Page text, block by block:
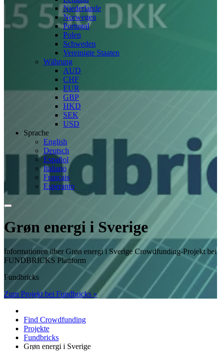
Niederlande
Norwegen
Portugal
Polen
Schweden
Vereinigte Staaten
Währung
AUD
CHF
EUR
GBP
HKD
SEK
USD
Sprache
English
Deutsch
Español
Italiano
Français
Esperanto
Grøn energi i Sverige
Informationen über Grøn energi i Sverige Crowdfunding-Projekt bei
FUNDBRICKS Plattform
Fundbricks
Zum Projekt bei Fundbricks »
Find Crowdfunding
Projekte
Fundbricks
Grøn energi i Sverige